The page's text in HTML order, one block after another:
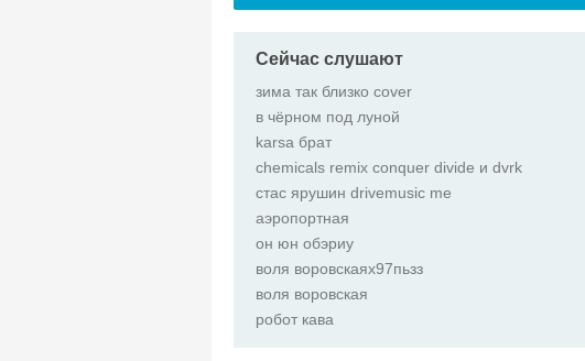
Сейчас слушают
зима так близко cover
в чёрном под луной
karsa брат
chemicals remix conquer divide и dvrk
стас ярушин drivemusic me
аэропортная
он юн обэриу
воля воровскаях97пьзз
воля воровская
робот кава